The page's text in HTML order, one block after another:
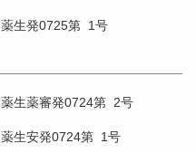
薬生発0725第 1号
薬生薬審発0724第 2号
薬生安発0724第 1号